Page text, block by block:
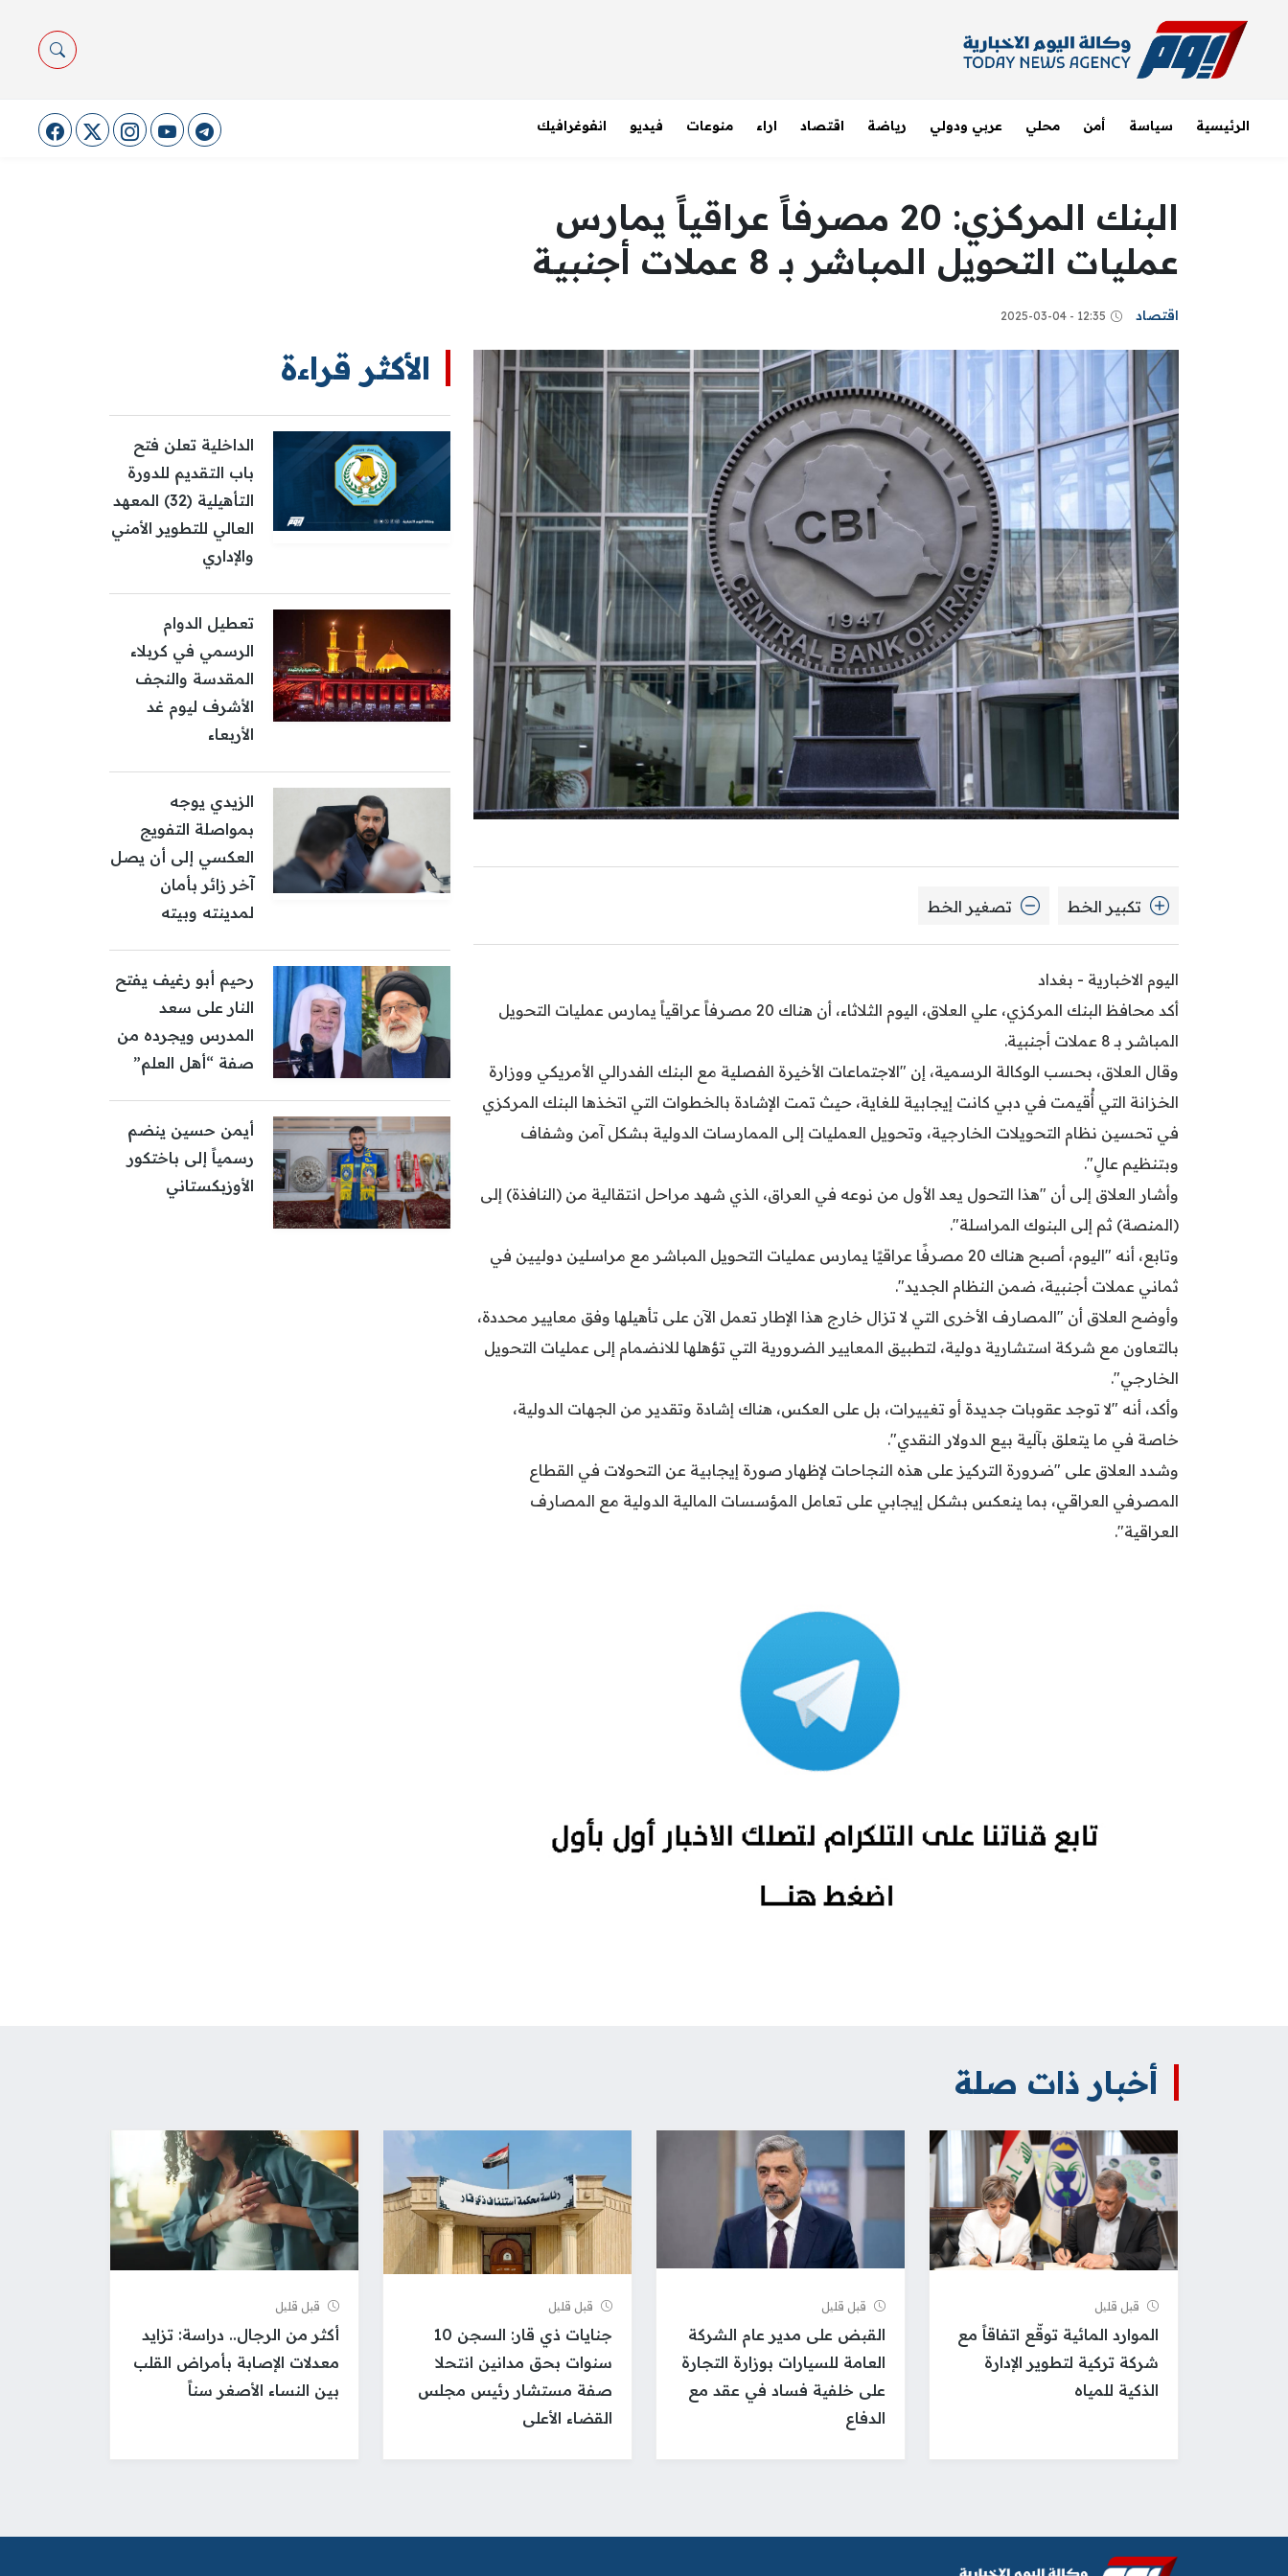
الرئيسية سياسة أمن محلي عربي ودولي رياضة اقتصاد اراء منوعات فيديو انفوغرافيك
البنك المركزي: 20 مصرفاً عراقياً يمارس
عمليات التحويل المباشر بـ 8 عملات أجنبية
اقتصاد 12:35 - 2025-03-04
تكبير الخط تصغير الخط
اليوم الاخبارية - بغداد
أكد محافظ البنك المركزي، علي العلاق، اليوم الثلاثاء، أن هناك 20 مصرفاً عراقياً يمارس عمليات التحويل
المباشر بـ 8 عملات أجنبية.
وقال العلاق، بحسب الوكالة الرسمية، إن "الاجتماعات الأخيرة الفصلية مع البنك الفدرالي الأمريكي ووزارة
الخزانة التي أُقيمت في دبي كانت إيجابية للغاية، حيث تمت الإشادة بالخطوات التي اتخذها البنك المركزي
في تحسين نظام التحويلات الخارجية، وتحويل العمليات إلى الممارسات الدولية بشكل آمن وشفاف
وبتنظيم عالٍ".
وأشار العلاق إلى أن "هذا التحول يعد الأول من نوعه في العراق، الذي شهد مراحل انتقالية من (النافذة) إلى
(المنصة) ثم إلى البنوك المراسلة".
وتابع، أنه "اليوم، أصبح هناك 20 مصرفًا عراقيًا يمارس عمليات التحويل المباشر مع مراسلين دوليين في
ثماني عملات أجنبية، ضمن النظام الجديد".
وأوضح العلاق أن "المصارف الأخرى التي لا تزال خارج هذا الإطار تعمل الآن على تأهيلها وفق معايير محددة،
بالتعاون مع شركة استشارية دولية، لتطبيق المعايير الضرورية التي تؤهلها للانضمام إلى عمليات التحويل
الخارجي".
وأكد، أنه "لا توجد عقوبات جديدة أو تغييرات، بل على العكس، هناك إشادة وتقدير من الجهات الدولية،
خاصة في ما يتعلق بآلية بيع الدولار النقدي".
وشدد العلاق على "ضرورة التركيز على هذه النجاحات لإظهار صورة إيجابية عن التحولات في القطاع
المصرفي العراقي، بما ينعكس بشكل إيجابي على تعامل المؤسسات المالية الدولية مع المصارف
العراقية".
الأكثر قراءة
الداخلية تعلن فتح
باب التقديم للدورة
التأهيلية (32) المعهد
العالي للتطوير الأمني
والإداري
تعطيل الدوام
الرسمي في كربلاء
المقدسة والنجف
الأشرف ليوم غد
الأربعاء
الزيدي يوجه
بمواصلة التفويج
العكسي إلى أن يصل
آخر زائر بأمان
لمدينته وبيته
رحيم أبو رغيف يفتح
النار على سعد
المدرس ويجرده من
صفة “أهل العلم”
أيمن حسين ينضم
رسمياً إلى باختكور
الأوزبكستاني
أخبار ذات صلة
قبل قلیل
الموارد المائية توقّع اتفاقاً مع
شركة تركية لتطوير الإدارة
الذكية للمياه
قبل قلیل
القبض على مدير عام الشركة
العامة للسيارات بوزارة التجارة
على خلفية فساد في عقد مع
الدفاع
قبل قلیل
جنايات ذي قار: السجن 10
سنوات بحق مدانين انتحلا
صفة مستشار رئيس مجلس
القضاء الأعلى
قبل قلیل
أكثر من الرجال.. دراسة: تزايد
معدلات الإصابة بأمراض القلب
بين النساء الأصغر سناً